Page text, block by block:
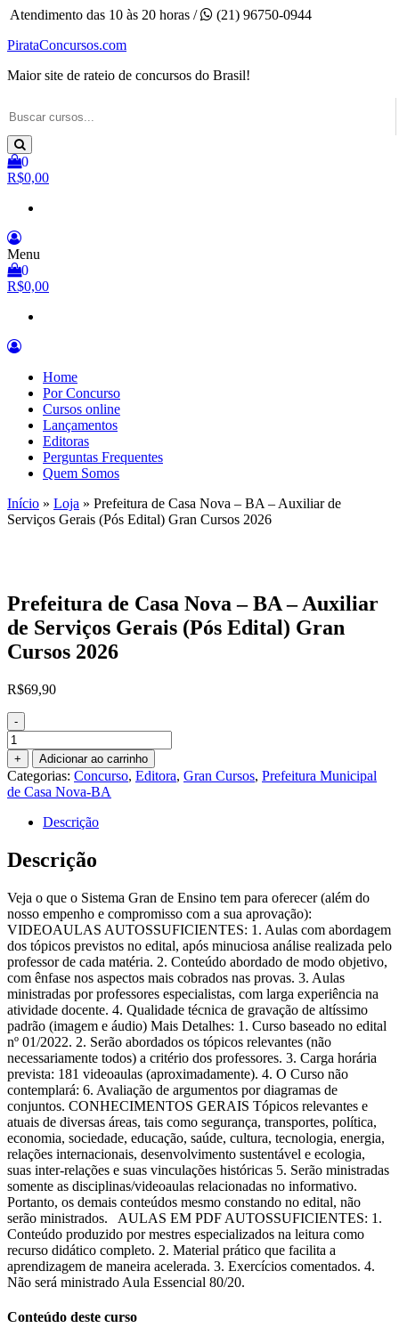
Pular
o
Atendimento das 10 às 20 horas /
(21) 96750-0944
PirataConcursos.com
Maior site de rateio de concursos do Brasil!
0
R$0,00
Menu
0
R$0,00
Home
Por Concurso
Cursos online
Lançamentos
Editoras
Perguntas Frequentes
Quem Somos
Início » Loja » Prefeitura de Casa Nova – BA – Auxiliar de
Serviços Gerais (Pós Edital) Gran Cursos 2026
Prefeitura de Casa Nova – BA – Auxiliar
de Serviços Gerais (Pós Edital) Gran
Cursos 2026
R$69,90
-
Prefeitura
de
Casa
Nova
-
Auxiliar
de
Gerais
(Pós
Edital)
Gran
Cursos
2026
quantidade
+ Adicionar ao carrinho
Categorias: Concurso, Editora, Gran Cursos, Prefeitura Municipal
de Casa Nova-BA
Descrição
Descrição
Veja o que o Sistema Gran de Ensino tem para oferecer (além do
nosso empenho e compromisso com a sua aprovação):
VIDEOAULAS AUTOSSUFICIENTES: 1. Aulas com abordagem
dos tópicos previstos no edital, após minuciosa análise realizada pelo
professor de cada matéria. 2. Conteúdo abordado de modo objetivo,
com ênfase nos aspectos mais cobrados nas provas. 3. Aulas
ministradas por professores especialistas, com larga experiência na
atividade docente. 4. Qualidade técnica de gravação de altíssimo
padrão (imagem e áudio) Mais Detalhes: 1. Curso baseado no edital
nº 01/2022. 2. Serão abordados os tópicos relevantes (não
necessariamente todos) a critério dos professores. 3. Carga horária
prevista: 181 videoaulas (aproximadamente). 4. O Curso não
contemplará: 6. Avaliação de argumentos por diagramas de
conjuntos. CONHECIMENTOS GERAIS Tópicos relevantes e
atuais de diversas áreas, tais como segurança, transportes, política,
economia, sociedade, educação, saúde, cultura, tecnologia, energia,
relações internacionais, desenvolvimento sustentável e ecologia,
suas inter-relações e suas vinculações históricas 5. Serão ministradas
somente as disciplinas/videoaulas relacionadas no informativo.
Portanto, os demais conteúdos mesmo constando no edital, não
serão ministrados. AULAS EM PDF AUTOSSUFICIENTES: 1.
Conteúdo produzido por mestres especializados na leitura como
recurso didático completo. 2. Material prático que facilita a
aprendizagem de maneira acelerada. 3. Exercícios comentados. 4.
Não será ministrado Aula Essencial 80/20.
Conteúdo deste curso